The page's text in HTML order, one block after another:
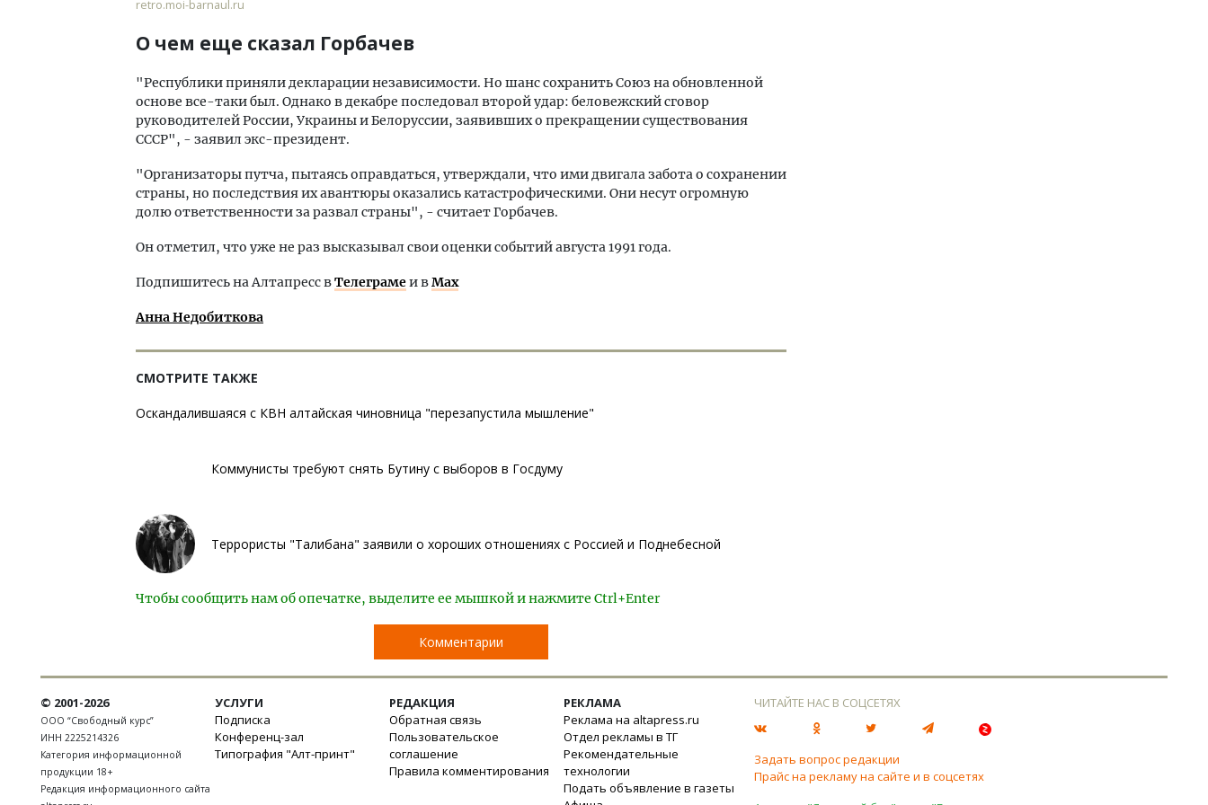
retro.moi-barnaul.ru
О чем еще сказал Горбачев
"Республики приняли декларации независимости. Но шанс сохранить Союз на обновленной
основе все-таки был. Однако в декабре последовал второй удар: беловежский сговор
руководителей России, Украины и Белоруссии, заявивших о прекращении существования
СССР", - заявил экс-президент.
"Организаторы путча, пытаясь оправдаться, утверждали, что ими двигала забота о сохранении
страны, но последствия их авантюры оказались катастрофическими. Они несут огромную
долю ответственности за развал страны", - считает Горбачев.
Он отметил, что уже не раз высказывал свои оценки событий августа 1991 года.
Подпишитесь на Алтапресс вТелеграмеи вMax
Анна Недобиткова
СМОТРИТЕ ТАКЖЕ
Оскандалившаяся с КВН алтайская чиновница "перезапустила мышление"
Коммунисты требуют снять Бутину с выборов в Госдуму
Террористы "Талибана" заявили о хороших отношениях с Россией и Поднебесной
Чтобы сообщить нам об опечатке, выделите ее мышкой и нажмите Ctrl+Enter
Комментарии
© 2001-2026
ООО “Свободный курс”
ИНН 2225214326
Категория информационной
продукции 18+
Редакция информационного сайта
УСЛУГИ
Подписка
Конференц-зал
Типография "Алт-принт"
РЕДАКЦИЯ
Обратная связь
Пользовательское
соглашение
Правила комментирования
РЕКЛАМА
Реклама на altapress.ru
Отдел рекламы в ТГ
Рекомендательные
технологии
Подать объявление в газеты
ЧИТАЙТЕ НАС В СОЦСЕТЯХ
Задать вопрос редакции
Прайс на рекламу на сайте и в соцсетях